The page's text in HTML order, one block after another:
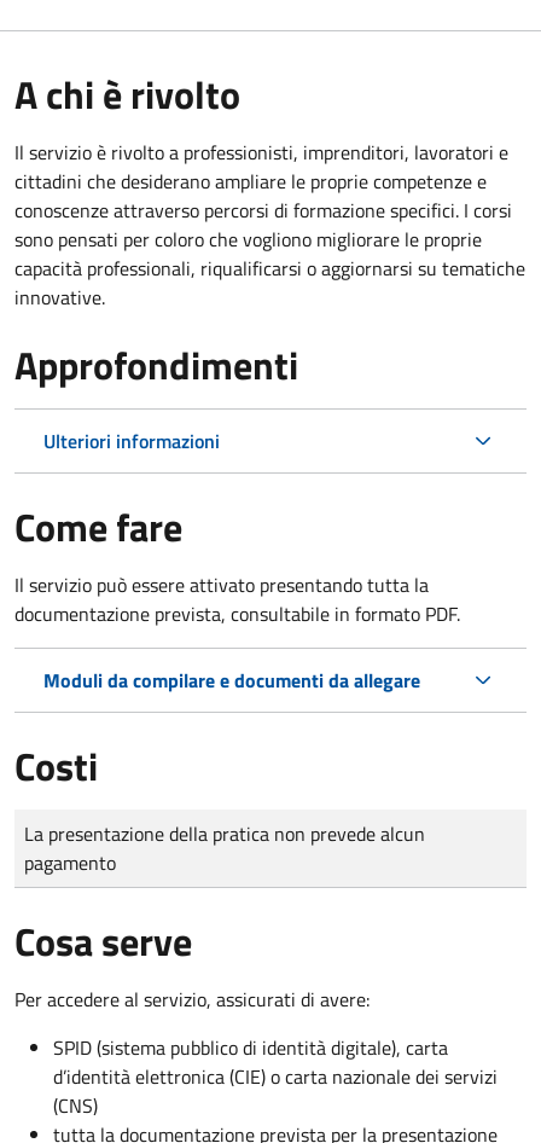
A chi è rivolto
Il servizio è rivolto a professionisti, imprenditori, lavoratori e
cittadini che desiderano ampliare le proprie competenze e
conoscenze attraverso percorsi di formazione specifici. I corsi
sono pensati per coloro che vogliono migliorare le proprie
capacità professionali, riqualificarsi o aggiornarsi su tematiche
innovative.
Approfondimenti
Ulteriori informazioni
Come fare
Il servizio può essere attivato presentando tutta la
documentazione prevista, consultabile in formato PDF.
Moduli da compilare e documenti da allegare
Costi
Tipo di pagamento
Importo
La presentazione della pratica non prevede alcun
pagamento
Cosa serve
Per accedere al servizio, assicurati di avere:
SPID (sistema pubblico di identità digitale), carta
d’identità elettronica (CIE) o carta nazionale dei servizi
(CNS)
tutta la documentazione prevista per la presentazione